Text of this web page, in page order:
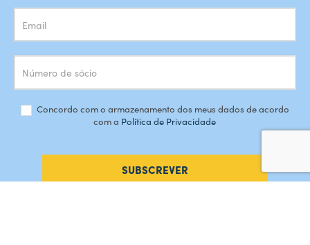
Concordo com o armazenamento dos meus dados de acordo
com a Política de Privacidade
SUBSCREVER